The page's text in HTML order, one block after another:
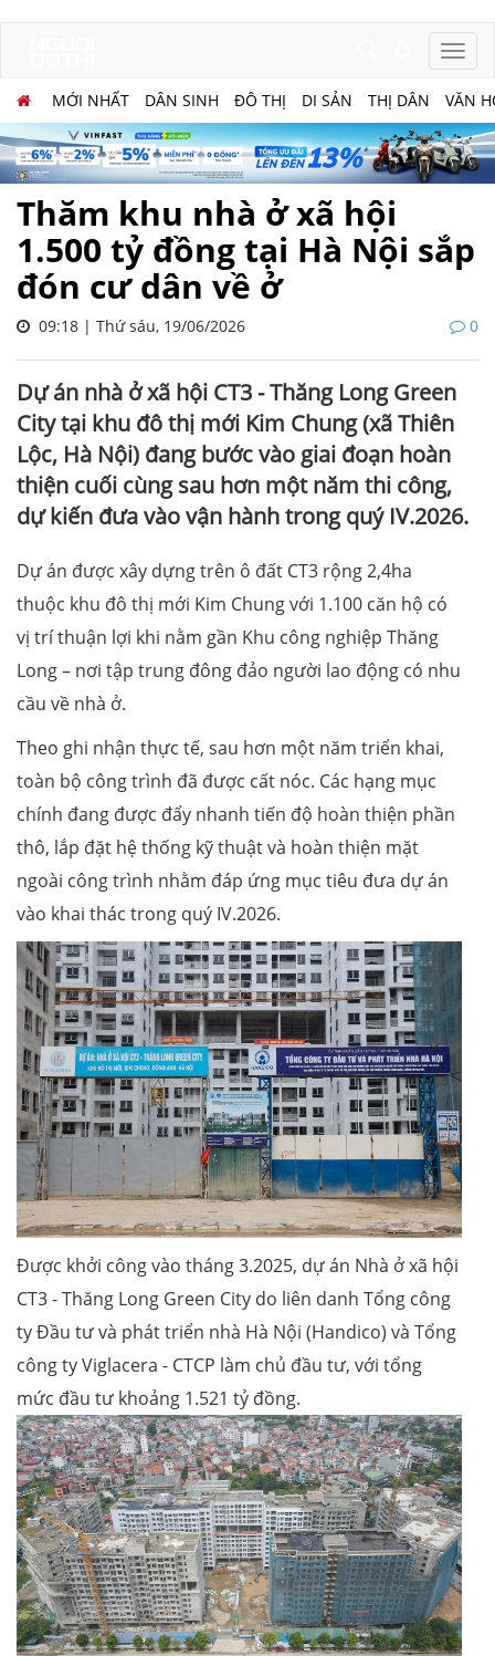
MỚI NHẤT DÂN SINH ĐÔ THỊ DI SẢN THỊ DÂN VĂN
Thăm khu nhà ở xã hội
1.500 tỷ đồng tại Hà Nội sắp
đón cư dân về ở
09:18 | Thứ sáu, 19/06/2026 0
Dự án nhà ở xã hội CT3 - Thăng Long Green
City tại khu đô thị mới Kim Chung (xã Thiên
Lộc, Hà Nội) đang bước vào giai đoạn hoàn
thiện cuối cùng sau hơn một năm thi công,
dự kiến đưa vào vận hành trong quý IV.2026.
Dự án được xây dựng trên ô đất CT3 rộng 2,4ha
thuộc khu đô thị mới Kim Chung với 1.100 căn hộ có
vị trí thuận lợi khi nằm gần Khu công nghiệp Thăng
Long – nơi tập trung đông đảo người lao động có nhu
cầu về nhà ở.
Theo ghi nhận thực tế, sau hơn một năm triển khai,
toàn bộ công trình đã được cất nóc. Các hạng mục
chính đang được đẩy nhanh tiến độ hoàn thiện phần
thô, lắp đặt hệ thống kỹ thuật và hoàn thiện mặt
ngoài công trình nhằm đáp ứng mục tiêu đưa dự án
vào khai thác trong quý IV.2026.
Được khởi công vào tháng 3.2025, dự án Nhà ở xã hội
CT3 - Thăng Long Green City do liên danh Tổng công
ty Đầu tư và phát triển nhà Hà Nội (Handico) và Tổng
công ty Viglacera - CTCP làm chủ đầu tư, với tổng
mức đầu tư khoảng 1.521 tỷ đồng.